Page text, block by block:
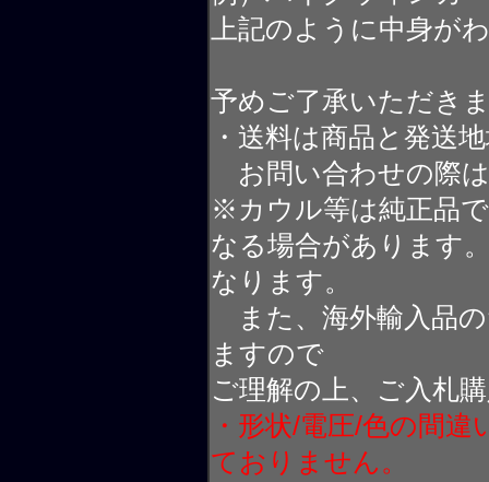
上記のように中身が
予めご了承いただき
・送料は商品と発送
お問い合わせの際
※カウル等は純正品
なる場合があります
なります。
また、海外輸入品
ますので
ご理解の上、ご入札
・形状/電圧/色の間
ておりません。